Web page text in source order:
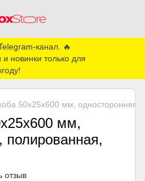
канал. 🔥
новинки только для
50х25х600 мм, односторонняя,
мм,
полированная,
отзыв